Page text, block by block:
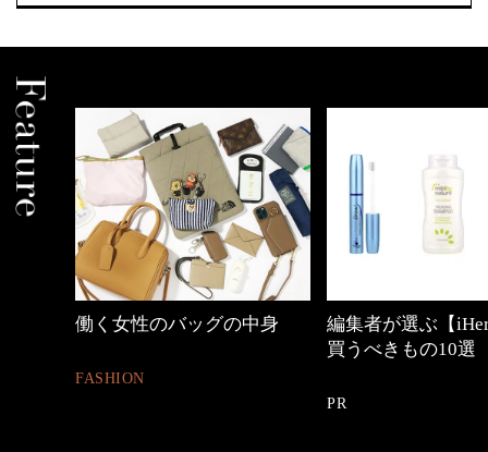
働く女性のバッグの中身
FASHION
編集者が選ぶ【
買うべきもの10選
PR